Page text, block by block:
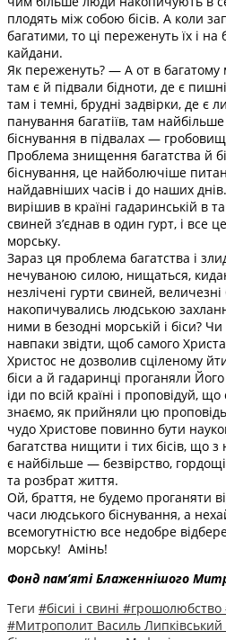
плодять між собою бісів. А коли
багатими, то ці переженуть їх і на
кайдани.
Як переженуть? — А от в багатому
там є й підвали бідноти, де є
там і темні, брудні задвірки, де є
панування багатіїв, там
біснування в підвалах —
Проблема знищення багатства й
біснування, це найболючіше
найдавніших часів і до наших
вирішив в країні гадаринській в
свиней з’єднав в один гурт, і все
морську.
Зараз ця проблема багатства і
нечуваною силою, нищаться,
незлічені гурти свиней, величезні
накопичувались людською
ними в безодні морській і біси?
навпаки звідти, щоб самого
Христос не дозволив сціленому
біси а й гадаринці проганяли
іди по всій країні і проповідуй,
знаємо, як прийняли цю
чудо Христове повинно бути
багатства нищити і тих бісів, що
є найбільше — безвірство,
та розбрат життя.
Ой, браття, не будемо проганяти
часи людського біснування, а
всемогутністю все недобре
морську! Амінь!
Фонд пам’яті Блаженнішого
Теги #бісиі і свині #грошолюбство
#Митрополит Василь Липківський